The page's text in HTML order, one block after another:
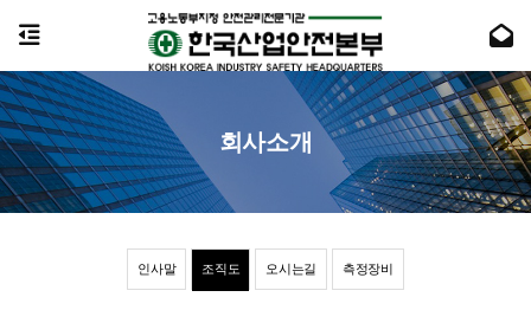
인사말 조직도 오시는길 측정장비
회사소개